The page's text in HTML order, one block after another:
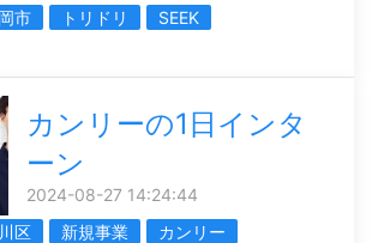
市 トリドリ
SEEK
カンリーの1日インタ
ーン
2024-08-27 14:24:44
区 新規事業
カンリー